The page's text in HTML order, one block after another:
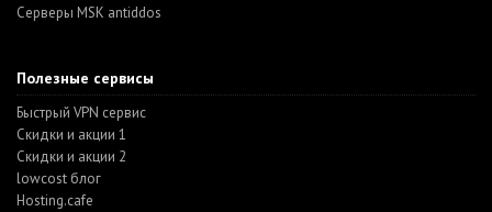
Серверы MSK antiddos
Полезные сервисы
Быстрый VPN сервис
Скидки и акции 1
Скидки и акции 2
lowcost блог
Hosting.cafe